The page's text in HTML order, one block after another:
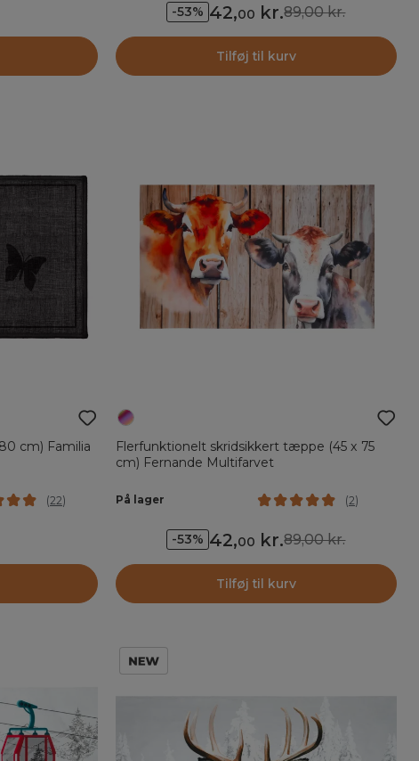
-53% 42,00 kr.89,00 kr.
Tilføj til kurv
cm) Familia
(22)
Flerfunktionelt skridsikkert tæppe (45 x 75
cm) Fernande Multifarvet
På lager (2)
-53% 42,00 kr.89,00 kr.
Tilføj til kurv